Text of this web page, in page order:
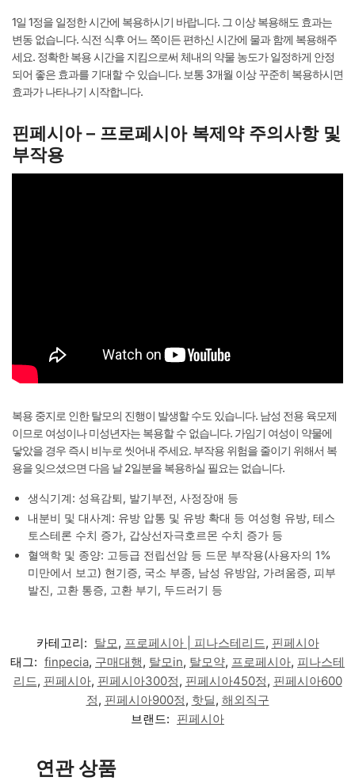
1일 1정을 일정한 시간에 복용하시기 바랍니다. 그 이상 복용해도 효과는
변동 없습니다. 식전 식후 어느 쪽이든 편하신 시간에 물과 함께 복용해주
세요. 정확한 복용 시간을 지킴으로써 체내의 약물 농도가 일정하게 안정
되어 좋은 효과를 기대할 수 있습니다. 보통 3개월 이상 꾸준히 복용하시면
효과가 나타나기 시작합니다.
핀페시아 – 프로페시아 복제약 주의사항 및
부작용
복용 중지로 인한 탈모의 진행이 발생할 수도 있습니다. 남성 전용 육모제
이므로 여성이나 미성년자는 복용할 수 없습니다. 가임기 여성이 약물에
닿았을 경우 즉시 비누로 씻어내 주세요. 부작용 위험을 줄이기 위해서 복
용을 잊으셨으면 다음 날 2일분을 복용하실 필요는 없습니다.
생식기계: 성욕감퇴, 발기부전, 사정장애 등
내분비 및 대사계: 유방 압통 및 유방 확대 등 여성형 유방, 테스
토스테론 수치 증가, 갑상선자극호르몬 수치 증가 등
혈액학 및 종양: 고등급 전립선암 등 드문 부작용(사용자의 1%
미만에서 보고) 현기증, 국소 부종, 남성 유방암, 가려움증, 피부
발진, 고환 통증, 고환 부기, 두드러기 등
카테고리: 탈모, 프로페시아 | 피나스테리드, 핀페시아
태그: finpecia, 구매대행, 탈모in, 탈모약, 프로페시아, 피나스테
리드, 핀페시아, 핀페시아300정, 핀페시아450정, 핀페시아600
정, 핀페시아900정, 핫딜, 해외직구
브랜드: 핀페시아
연관 상품